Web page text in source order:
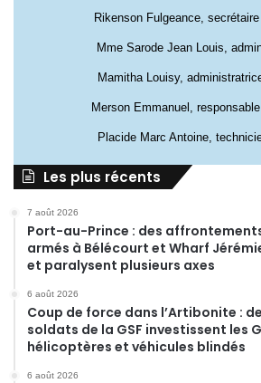
Rikenson Fulgeance,
Mme Sarode Jean Louis,
Mamitha Louisy,
Merson Emmanuel,
Placide Marc Antoine,
Les plus récents
7 août 2026
Port-au-Prince : des
armés à Bélécourt et Wharf
et paralysent plusieurs axes
6 août 2026
Coup de force dans l’Artibonite :
soldats de la GSF investissent les
hélicoptères et véhicules blindés
6 août 2026